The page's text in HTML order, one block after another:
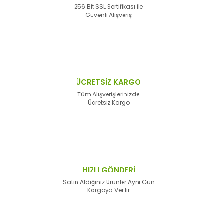
256 Bit SSL Sertifikası ile
Güvenli Alışveriş
ÜCRETSİZ KARGO
Tüm Alışverişlerinizde
Ücretsiz Kargo
HIZLI GÖNDERİ
Satın Aldığınız Ürünler Aynı Gün
Kargoya Verilir